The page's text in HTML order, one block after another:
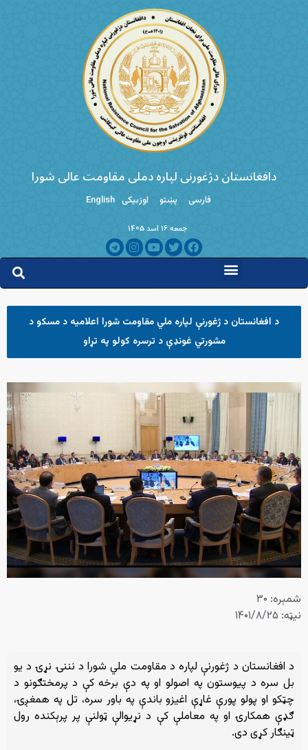
دافغانستان دژغورنی لپاره دملی مقاومت عالی شورا
فارسی پښتو اوزبیکی English
جمعه ۱۶ اسد ۱۴۰۵
د افغانستان د ژغورنې لپاره ملي مقاومت شورا اعلامیه د مسکو د
مشورتي غونډې د ترسره کولو په تړاو
شمېره: ۳۰
نیټه: ۱۴۰۱/۸/۲۵
د افغانستان د ژغورنې لپاره د مقاومت ملي شورا د نننۍ نړۍ د یو
بل سره د پیوستون په اصولو او په دې برخه کې د پرمختګونو د
چټکو او پولو پورې غاړې اغیزو باندې په باور سره، تل په همغږۍ،
ګډې همکارۍ او په معاملې کې د نړیوالې ټولنې پر پرېکنده رول
ټینګار کړی دی.